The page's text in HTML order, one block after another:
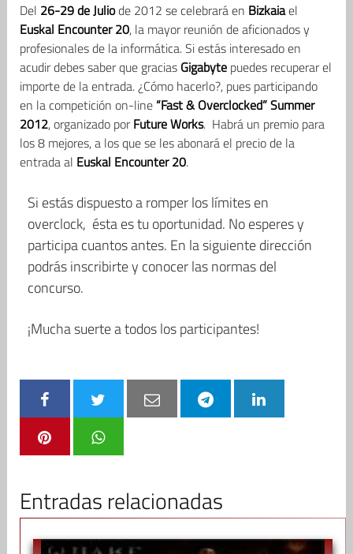
Del 26-29 de Juliode 2012 se celebrará en Bizkaiael
Euskal Encounter 20, la mayor reunión de aficionados y
profesionales de la informática. Si estás interesado en
acudir debes saber que gracias Gigabytepuedes recuperar el
importe de la entrada. ¿Cómo hacerlo?, pues participando
en la competición on-line“Fast & Overclocked” Summer
2012, organizado porFuture Works. Habrá un premio para
los 8 mejores, a los que se les abonará el precio de la
entrada al Euskal Encounter 20.
Si estás dispuesto a romper los límites en
overclock, ésta es tu oportunidad. No esperes y
participa cuantos antes. En la siguiente dirección
podrás inscribirte y conocer las normas del
concurso.
¡Mucha suerte a todos los participantes!
Entradas relacionadas